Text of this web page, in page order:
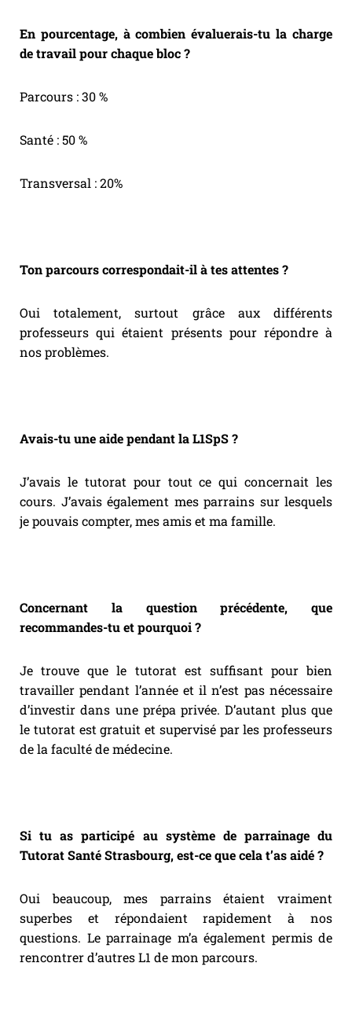
En pourcentage, à combien évaluerais-tu la charge
de travail pour chaque bloc ?
Parcours : 30 %
Santé : 50 %
Transversal : 20%
Ton parcours correspondait-il à tes attentes ?
Oui totalement, surtout grâce aux différents
professeurs qui étaient présents pour répondre à
nos problèmes.
Avais-tu une aide pendant la L1SpS ?
J’avais le tutorat pour tout ce qui concernait les
cours. J’avais également mes parrains sur lesquels
je pouvais compter, mes amis et ma famille.
Concernant la question précédente, que
recommandes-tu et pourquoi ?
Je trouve que le tutorat est suffisant pour bien
travailler pendant l’année et il n’est pas nécessaire
d’investir dans une prépa privée. D’autant plus que
le tutorat est gratuit et supervisé par les professeurs
de la faculté de médecine.
Si tu as participé au système de parrainage du
Tutorat Santé Strasbourg, est-ce que cela t’as aidé ?
Oui beaucoup, mes parrains étaient vraiment
superbes et répondaient rapidement à nos
questions. Le parrainage m’a également permis de
rencontrer d’autres L1 de mon parcours.